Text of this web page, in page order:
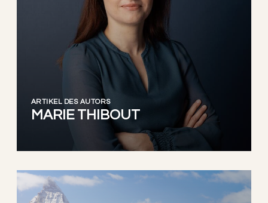
ARTIKEL DES AUTORS
MARIE THIBOUT